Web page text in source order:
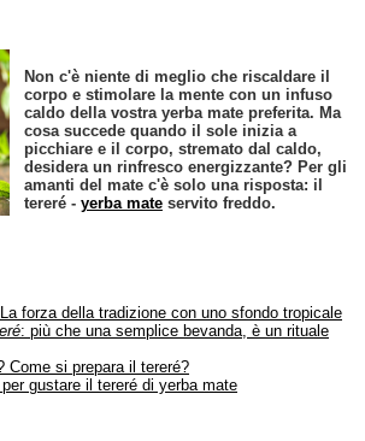
Non c'è niente di meglio che riscaldare il
corpo e stimolare la mente con un infuso
caldo della vostra yerba mate preferita. Ma
cosa succede quando il sole inizia a
picchiare e il corpo, stremato dal caldo,
desidera un rinfresco energizzante? Per gli
amanti del mate c'è solo una risposta: il
tereré - yerba mateservito freddo.
forza della tradizione con uno sfondo tropicale
: più che una semplice bevanda, è un rituale
Come si prepara il tereré?
gustare il tereré di yerba mate